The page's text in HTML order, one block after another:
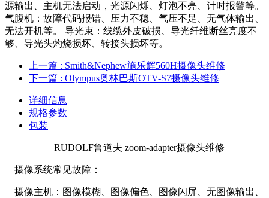
源输出、主机无法启动，光源闪烁、灯泡不亮、计时报警等。
气腹机：故障代码报错、压力不稳、气压不足、无气体输出、
无法开机等。 导光束：线缆外皮破损、导光纤维断丝亮度不
够、导光头灼烧损坏、转接头损坏等。
上一篇 : Smith&Nephew施乐辉560H摄像头维修
下一篇 : Olympus奥林巴斯OTV-S7摄像头维修
详细信息
规格参数
包装
RUDOLF鲁道夫 zoom-adapter摄像头维修
摄像系统常见故障：
摄像主机：图像模糊、图像偏色、图像闪屏、无图像输出、